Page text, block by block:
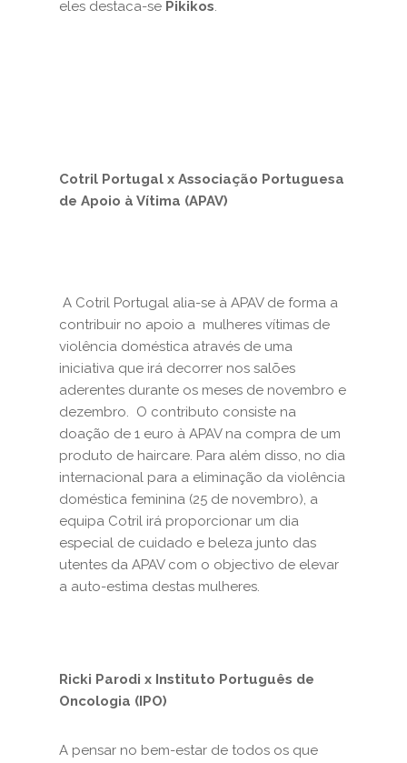
eles destaca-se Pikikos.
Cotril Portugal x Associação Portuguesa
de Apoio à Vítima (APAV)
A Cotril Portugal alia-se à APAV de forma a
contribuir no apoio a mulheres vítimas de
violência doméstica através de uma
iniciativa que irá decorrer nos salões
aderentes durante os meses de novembro e
dezembro. O contributo consiste na
doação de 1 euro à APAV na compra de um
produto de haircare. Para além disso, no dia
internacional para a eliminação da violência
doméstica feminina (25 de novembro), a
equipa Cotril irá proporcionar um dia
especial de cuidado e beleza junto das
utentes da APAV com o objectivo de elevar
a auto-estima destas mulheres.
Ricki Parodi x Instituto Português de
Oncologia (IPO)
A pensar no bem-estar de todos os que